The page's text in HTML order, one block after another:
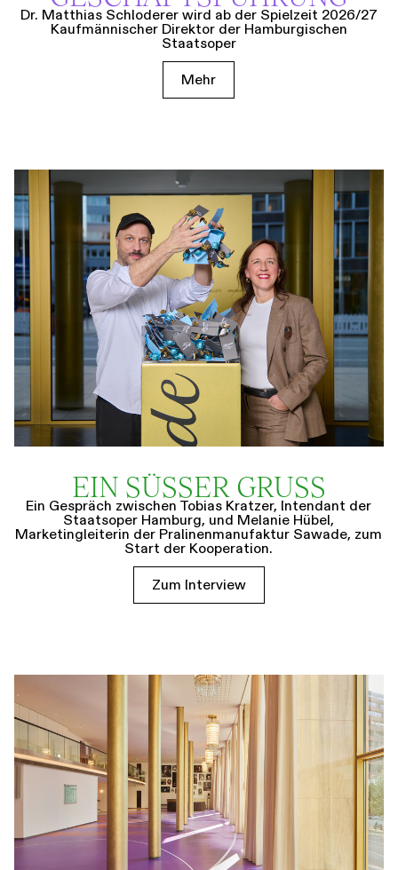
Dr. Matthias Schloderer wird ab der Spielzeit 2026/27
Kaufmännischer Direktor der Hamburgischen
Staatsoper
Mehr
EIN SÜSSER GRUSS
Ein Gespräch zwischen Tobias Kratzer, Intendant der
Staatsoper Hamburg, und Melanie Hübel,
Marketingleiterin der Pralinenmanufaktur Sawade, zum
Start der Kooperation.
Zum Interview